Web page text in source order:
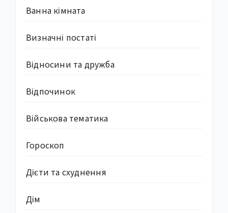
Ванна кімната
Визначні постаті
Відносини та дружба
Відпочинок
Військова тематика
Гороскоп
Дієти та схуднення
Дім